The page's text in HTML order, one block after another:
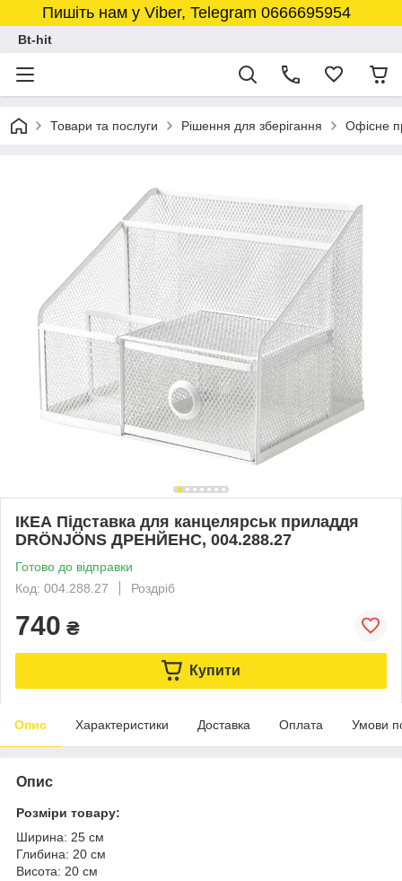
Пишіть нам у Viber, Telegram 0666695954
Bt-hit
Товари та послуги Рішення для зберігання Офісне
ІКЕА Підставка для канцелярськ приладдя
DRÖNJÖNS ДРЕНЙЕНС, 004.288.27
Готово до відправки
Код: 004.288.27
Роздріб
740 ₴
Купити
Опис Характеристики Доставка Оплата Умови
Опис
Розміри товару:
Ширина: 25 см
Глибина: 20 см
Висота: 20 см